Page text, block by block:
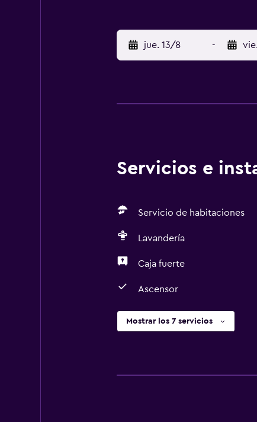
jue. 13/8 -
Servicios e
Servicio de habitaciones
Lavandería
Caja fuerte
Ascensor
Mostrar los 7 servicios